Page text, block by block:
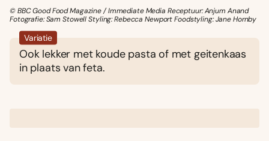
© BBC Good Food Magazine / Immediate Media Receptuur: Anjum Anand
Fotografie: Sam Stowell Styling: Rebecca Newport Foodstyling: Jane Hornby
Variatie
Ook lekker met koude pasta of met geitenkaas
in plaats van feta.